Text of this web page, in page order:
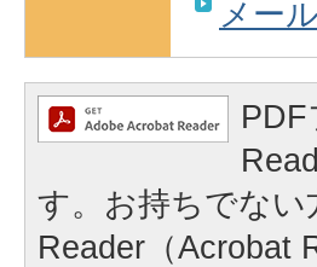
メー
す。お持ちでない
Reader（Acrobat